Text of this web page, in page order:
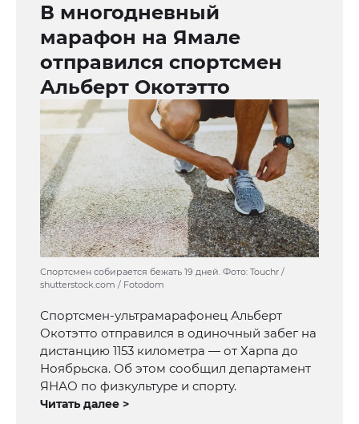
В многодневный
марафон на Ямале
отправился спортсмен
Альберт Окотэтто
Спортсмен собирается бежать 19 дней. Фото: Touchr /
shutterstock.com / Fotodom
Спортсмен-ультрамарафонец Альберт
Окотэтто отправился в одиночный забег на
дистанцию 1153 километра — от Харпа до
Ноябрьска. Об этом сообщил департамент
ЯНАО по физкультуре и спорту.
Читать далее >